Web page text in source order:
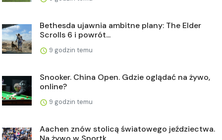
Bethesda ujawnia ambitne plany: The Elder
Scrolls 6 i powrót...
9 godzin temu
Snooker. China Open. Gdzie oglądać na żywo,
online?
9 godzin temu
Aachen znów stolicą światowego jeździectwa.